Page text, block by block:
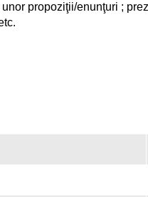
propoziţii/enunţuri ;